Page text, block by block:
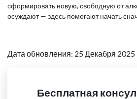
сформировать новую, свободную от
осуждают — здесь помогают начать
Дата обновления: 25 Декабря 2025
Бесплатная